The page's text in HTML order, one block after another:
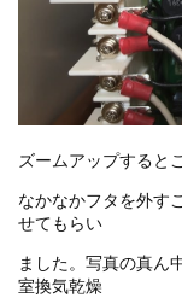
ズームアップすると
なかなかフタを外す
せてもらい
ました。写真の真ん
室換気乾燥